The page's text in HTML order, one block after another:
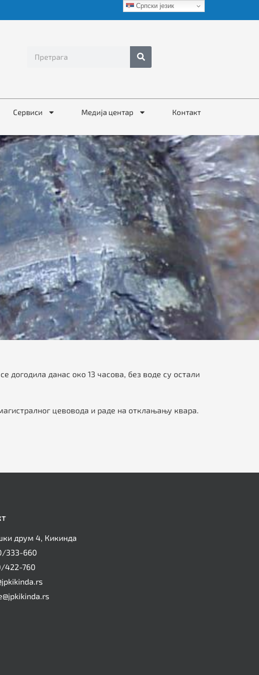
Сервиси Медија центар Контакт
данас око 13 часова, без воде су остали
цевовода и раде на отклањању квара.
друм 4, Кикинда
333-660
422-760
Српски језик